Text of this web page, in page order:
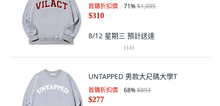
首購折扣價 71%$1,095
$310
8/12 星期三 預計送達
(14)
UNTAPPED 男款大尺碼大學T
首購折扣價 68%$893
$277